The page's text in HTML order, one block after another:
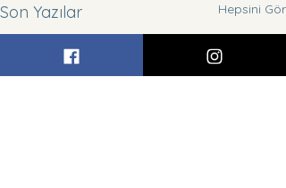
Son Yazılar Hepsini Gör